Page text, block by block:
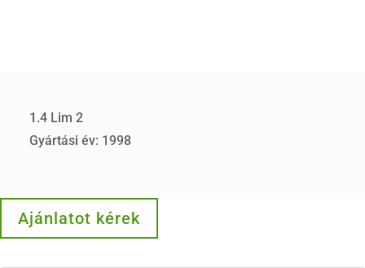
1.4 Lim 2
Gyártási év: 1998
Ajánlatot kérek